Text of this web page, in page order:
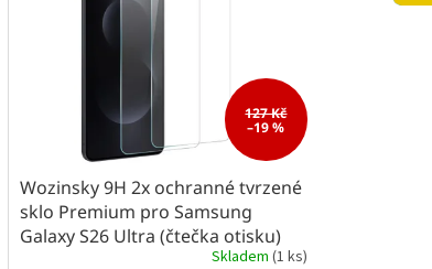
127 Kč
–19 %
Wozinsky 9H 2x ochranné tvrzené
sklo Premium pro Samsung
Galaxy S26 Ultra (čtečka otisku)
Skladem (1 ks)